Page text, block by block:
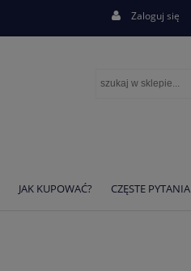
Zaloguj się
JAK KUPOWAĆ? CZĘSTE PYTANIA